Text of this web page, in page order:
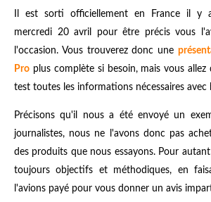
Il est sorti officiellement en France il y
mercredi 20 avril pour être précis vous
l'occasion. Vous trouverez donc une
Pro plus complète si besoin, mais vous
test toutes les informations nécessaires avec
Précisons qu'il nous a été envoyé un
journalistes, nous ne l'avons donc pas
des produits que nous essayons. Pour
toujours objectifs et méthodiques, en
l'avions payé pour vous donner un avis